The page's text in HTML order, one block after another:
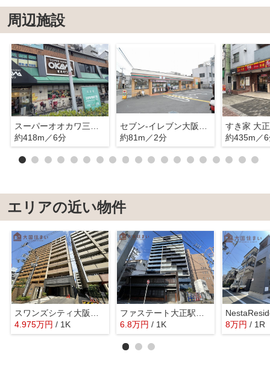
周辺施設
約418m／6分
約81m／2分
すき家 大
約435m／
エリアの近い物件
4.975万円 / 1K
6.8万円 / 1K
8万円 / 1R